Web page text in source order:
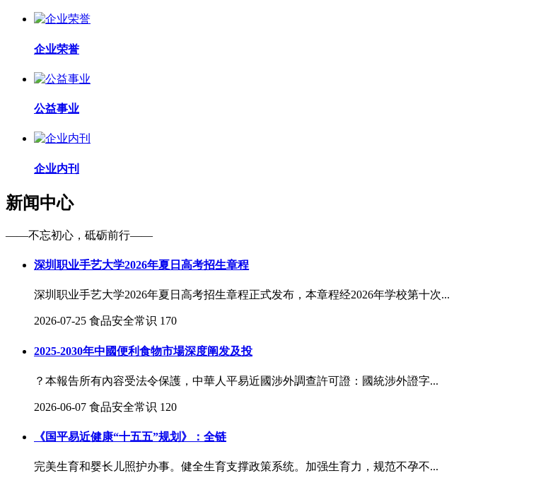
企业荣誉
公益事业
企业内刊
新闻中心
——不忘初心，砥砺前行——
深圳职业手艺大学2026年夏日高考招生章程
深圳职业手艺大学2026年夏日高考招生章程正式发布，本章程经2026年学校第十次...
2026-07-25 食品安全常识 170
2025-2030年中國便利食物市場深度阐发及投
？本報告所有內容受法令保護，中華人平易近國涉外調查許可證：國統涉外證字...
2026-06-07 食品安全常识 120
《国平易近健康“十五五”规划》：全链
完美生育和婴长儿照护办事。健全生育支撑政策系统。加强生育力，规范不孕不...